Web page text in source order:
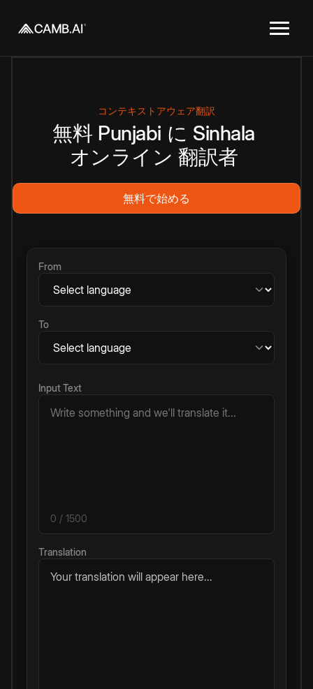
コンテキストアウェア翻訳
無料 Punjabi に Sinhala
オンライン 翻訳者
無料で始める
From
To
Input Text
0 / 1500
Translation
Your translation will appear here...